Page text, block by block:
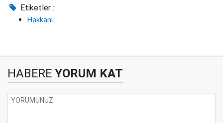
Etiketler :
Hakkani
HABERE YORUM KAT